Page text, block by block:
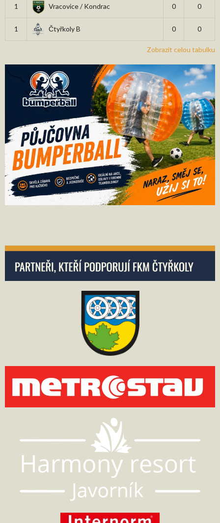
1 Vracovice / Kondrac 0 0
1 Čtyřkoly B 0 0
Zobrazit celou tabulku